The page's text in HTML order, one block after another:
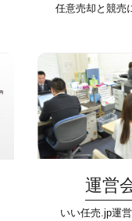
任意売却と競売
運営
いい任売.jp運